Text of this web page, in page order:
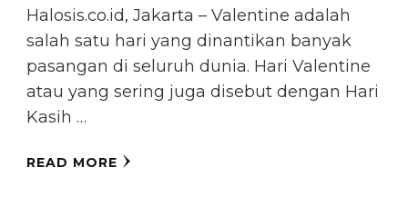
Halosis.co.id, Jakarta – Valentine adalah
salah satu hari yang dinantikan banyak
pasangan di seluruh dunia. Hari Valentine
atau yang sering juga disebut dengan Hari
Kasih …
READ MORE